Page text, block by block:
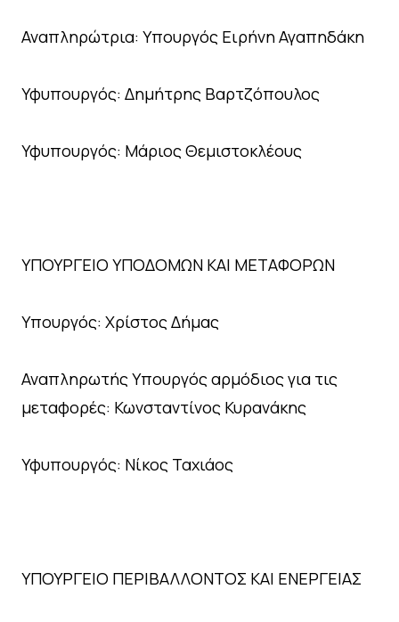
Αναπληρώτρια: Υπουργός Ειρήνη Αγαπηδάκη
Υφυπουργός: Δημήτρης Βαρτζόπουλος
Υφυπουργός: Μάριος Θεμιστοκλέους
ΥΠΟΥΡΓΕΙΟ ΥΠΟΔΟΜΩΝ ΚΑΙ ΜΕΤΑΦΟΡΩΝ
Υπουργός: Χρίστος Δήμας
Αναπληρωτής Υπουργός αρμόδιος για τις
μεταφορές: Κωνσταντίνος Κυρανάκης
Υφυπουργός: Νίκος Ταχιάος
ΥΠΟΥΡΓΕΙΟ ΠΕΡΙΒΑΛΛΟΝΤΟΣ ΚΑΙ ΕΝΕΡΓΕΙΑΣ